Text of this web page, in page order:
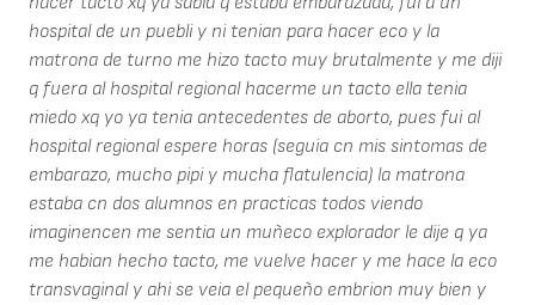
hospital de un puebli y ni tenian para hacer eco y la
matrona de turno me hizo tacto muy brutalmente y me diji
q fuera al hospital regional hacerme un tacto ella tenia
miedo xq yo ya tenia antecedentes de aborto, pues fui al
hospital regional espere horas (seguia cn mis sintomas de
embarazo, mucho pipi y mucha flatulencia) la matrona
estaba cn dos alumnos en practicas todos viendo
imaginencen me sentia un muñeco explorador le dije q ya
me habian hecho tacto, me vuelve hacer y me hace la eco
transvaginal y ahi se veia el pequeño embrion muy bien y